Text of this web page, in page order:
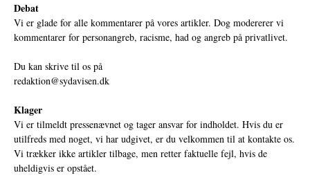
Debat
Vi er glade for alle kommentarer på vores artikler. Dog modererer vi
kommentarer for personangreb, racisme, had og angreb på privatlivet.
Du kan skrive til os på
redaktion@sydavisen.dk
Klager
Vi er tilmeldt pressenævnet og tager ansvar for indholdet. Hvis du er
utilfreds med noget, vi har udgivet, er du velkommen til at kontakte os.
Vi trækker ikke artikler tilbage, men retter faktuelle fejl, hvis de
uheldigvis er opstået.